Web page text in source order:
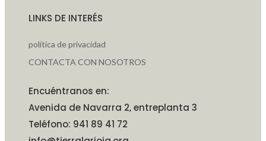
LINKS DE INTERÉS
política de privacidad
CONTACTA CON NOSOTROS
Encuéntranos en:
Avenida de Navarra 2, entreplanta 3
Teléfono: 941 89 41 72